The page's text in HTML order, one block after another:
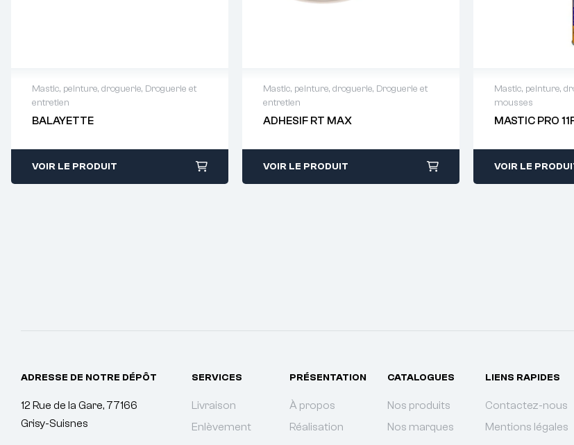
Mastic, peinture, droguerie, Droguerie et
entretien
BALAYETTE
Demande de devis : 01 64 88 93
38
VOIR LE PRODUIT
Mastic, peinture, droguerie, Droguerie et
entretien
ADHESIF RT MAX
Demande de devis : 01 64 88 93
38
VOIR LE PRODUIT
Mastic, peinture,
mousses
MASTIC PRO
Demande de
38
VOIR LE
ADRESSE DE NOTRE DÉPÔT
12 Rue de la Gare, 77166
Grisy-Suisnes
SERVICES
Livraison
Enlèvement
PRÉSENTATION
À propos
Réalisation
CATALOGUES
Nos produits
Nos marques
LIENS RAPIDES
Contactez-nous
Mentions légales